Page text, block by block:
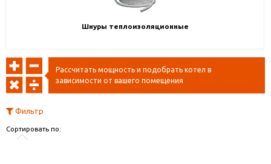
Шнуры теплоизоляционные
Рассчитать мощность и подобрать котел в
зависимости от вашего помещения
Фильтр
Сортировать по: